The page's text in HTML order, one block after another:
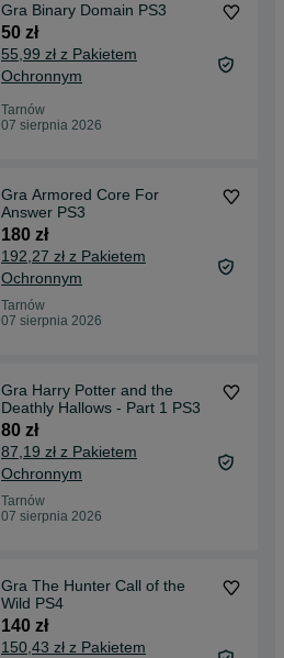
Gra Binary Domain PS3
50 zł
55,99 zł z Pakietem
Ochronnym
Tarnów
07 sierpnia 2026
Gra Armored Core For
Answer PS3
180 zł
192,27 zł z Pakietem
Ochronnym
Tarnów
07 sierpnia 2026
Gra Harry Potter and the
Deathly Hallows - Part 1 PS3
80 zł
87,19 zł z Pakietem
Ochronnym
Tarnów
07 sierpnia 2026
Gra The Hunter Call of the
Wild PS4
140 zł
150,43 zł z Pakietem